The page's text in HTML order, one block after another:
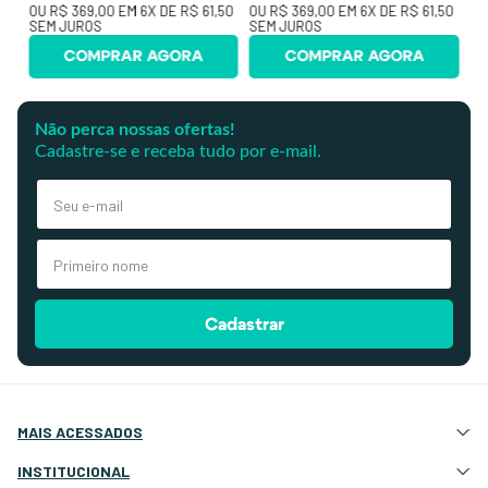
OU R$ 369,00 EM 6X DE R$ 61,50
SEM JUROS
COMPRAR AGORA
OU R$ 369,00 EM 6X DE R$ 61,50
SEM JUROS
COMPRAR AGORA
Não perca nossas ofertas!
Cadastre-se e receba tudo por e-mail.
Cadastrar
MAIS ACESSADOS
Atração e Ancoragem
INSTITUCIONAL